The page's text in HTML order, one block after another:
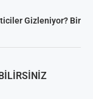
Gizleniyor? Bir